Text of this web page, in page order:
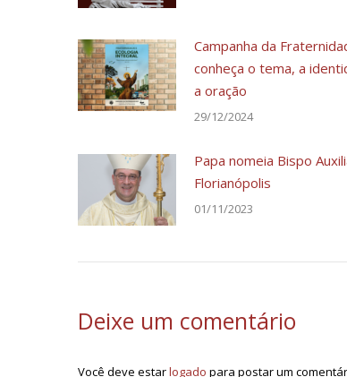
Campanha da
conheça o tema, a
a oração
29/12/2024
Papa nomeia Bispo
Florianópolis
01/11/2023
Deixe um comentário
Você deve estarlogado para postar um